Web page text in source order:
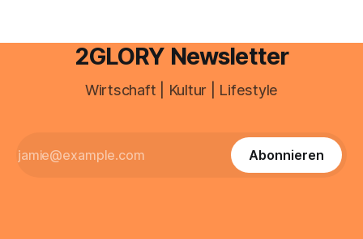
2GLORY Newsletter
Wirtschaft | Kultur | Lifestyle
Abonnieren